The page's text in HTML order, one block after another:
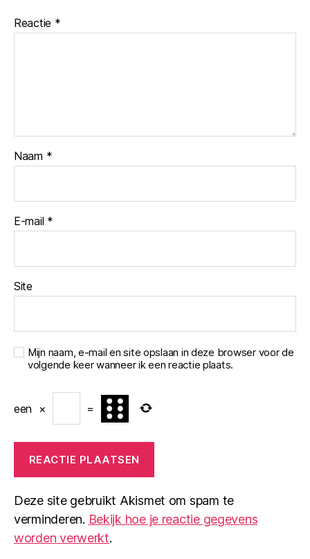
Reactie *
Naam *
E-mail *
Site
Mijn naam, e-mail en site opslaan in deze browser voor de
volgende keer wanneer ik een reactie plaats.
een × =
Deze site gebruikt Akismet om spam te
verminderen. Bekijk hoe je reactie gegevens
worden verwerkt.